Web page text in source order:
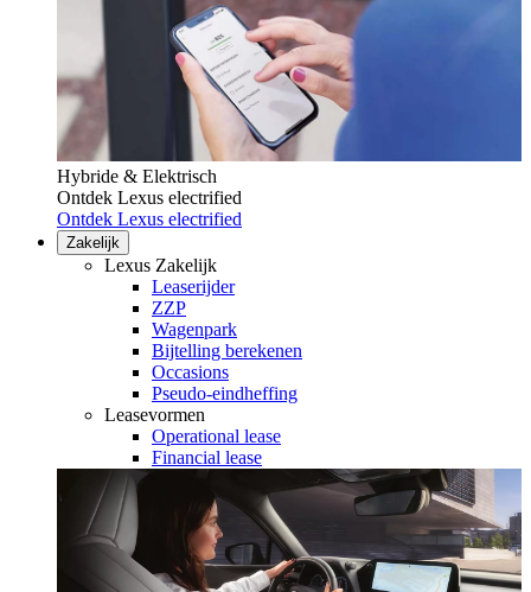
Hybride & Elektrisch
Ontdek Lexus electrified
Ontdek Lexus electrified
Zakelijk
Lexus Zakelijk
Leaserijder
ZZP
Wagenpark
Bijtelling berekenen
Occasions
Pseudo-eindheffing
Leasevormen
Operational lease
Financial lease